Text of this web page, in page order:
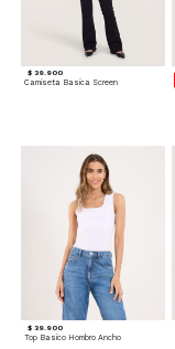
$ 39.900
Camiseta Basica Screen
$ 39.900
Top Basico Hombro Ancho